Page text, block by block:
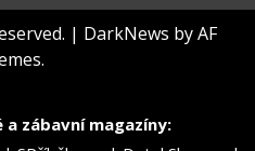
| DarkNews by AF
zábavní magazíny: